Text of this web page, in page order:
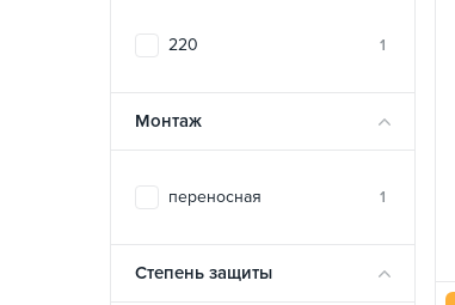
220 1
Монтаж
переносная 1
Степень защиты